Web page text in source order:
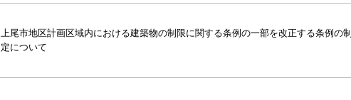
上尾市地区計画区域内における建築物の制限に関する条例の一部を改正する条例の制
定について